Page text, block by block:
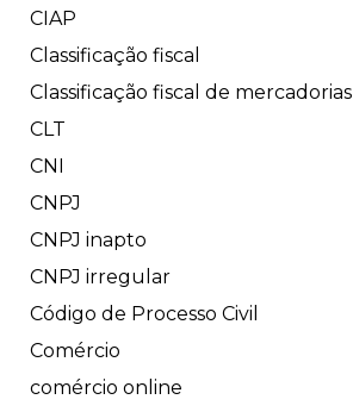
CIAP
Classificação fiscal
Classificação fiscal de mercadorias
CLT
CNI
CNPJ
CNPJ inapto
CNPJ irregular
Código de Processo Civil
Comércio
comércio online